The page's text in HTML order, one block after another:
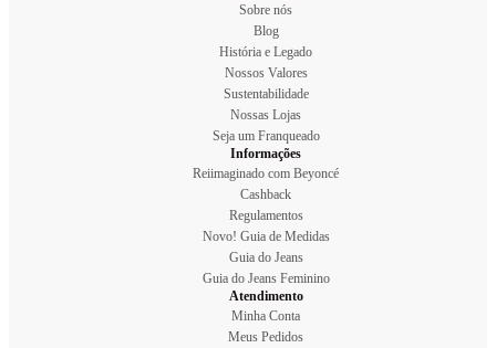
Sobre nós
Blog
História e Legado
Nossos Valores
Sustentabilidade
Nossas Lojas
Seja um Franqueado
Informações
Reiimaginado com Beyoncé
Cashback
Regulamentos
Novo! Guia de Medidas
Guia do Jeans
Guia do Jeans Feminino
Atendimento
Minha Conta
Meus Pedidos